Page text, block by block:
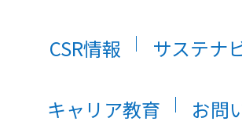
CSR情報 サステナ
キャリア教育 お問